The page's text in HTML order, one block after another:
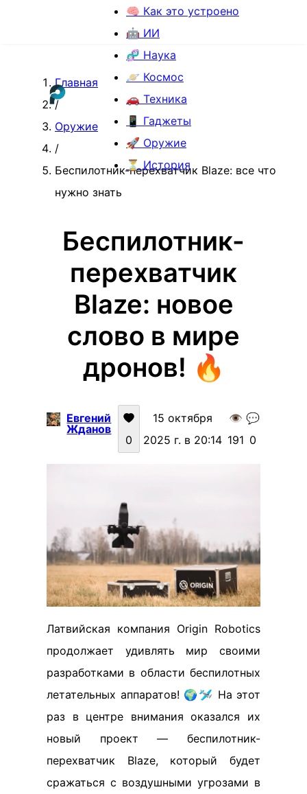
🧠 Как это устроено
🤖 ИИ
🧬 Наука
🪐 Космос
🚗 Техника
📱 Гаджеты
🚀 Оружие
⏳ История
Главная
/
Оружие
/
Беспилотник-перехватчик Blaze: все что
нужно знать
Беспилотник-
перехватчик
Blaze: новое
слово в мире
дронов! 🔥
Евгений
Жданов
0
15 октября
2025 г. в 20:14
👁️
191
💬
0
Латвийская компания Origin Robotics
продолжает удивлять мир своими
разработками в области беспилотных
летательных аппаратов! 🌍🛩️ На этот
раз в центре внимания оказался их
новый проект — беспилотник-
перехватчик Blaze, который будет
сражаться с воздушными угрозами в